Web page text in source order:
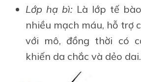
Lớp hạ bì: Là lớp tế
nhiều mạch máu, hỗ trợ
với mô, đồng thời có
khiến da chắc và dẻo dai.